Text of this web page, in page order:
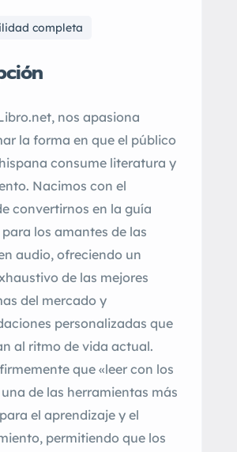
completa
nos apasiona
la forma en que el público
consume literatura y
Nacimos con el
convertirnos en la guía
los amantes de las
audio, ofreciendo un
de las mejores
del mercado y
personalizadas que
al ritmo de vida actual.
que «leer con los
de las herramientas más
el aprendizaje y el
permitiendo que los